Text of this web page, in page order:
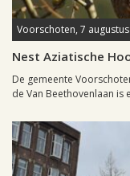
Voorschoten, 7
Nest Aziatische
De gemeente
de Van Beethovenlaan is